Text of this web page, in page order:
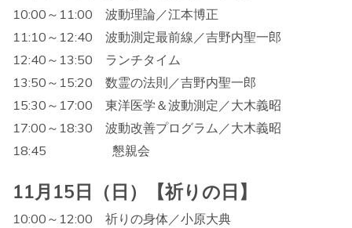
10:00～11:00 波動理論／江本博正
11:10～12:40 波動測定最前線／吉野内聖一郎
12:40～13:50 ランチタイム
13:50～15:20 数霊の法則／吉野内聖一郎
15:30～17:00 東洋医学＆波動測定／大木義昭
17:00～18:30 波動改善プログラム／大木義昭
18:45 懇親会
11月15日（日）【祈りの日】
10:00～12:00 祈りの身体／小原大典